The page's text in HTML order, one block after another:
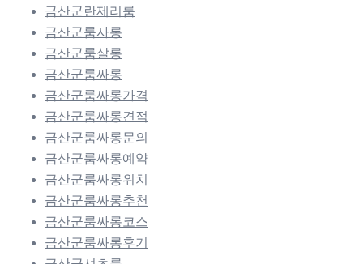
금산군란제리룸
금산군룸사롱
금산군룸살롱
금산군룸싸롱
금산군룸싸롱가격
금산군룸싸롱견적
금산군룸싸롱문의
금산군룸싸롱예약
금산군룸싸롱위치
금산군룸싸롱추천
금산군룸싸롱코스
금산군룸싸롱후기